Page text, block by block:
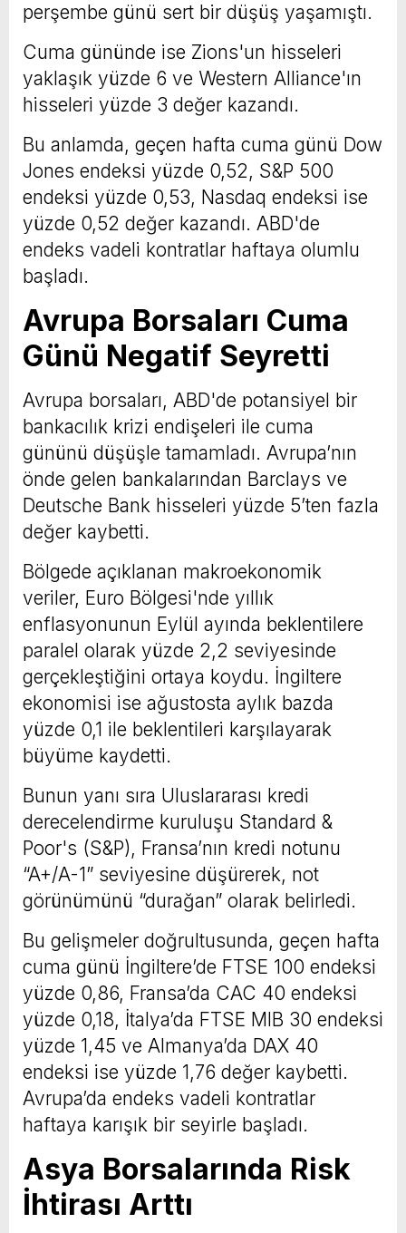
perşembe günü sert bir düşüş yaşamıştı.
Cuma gününde ise Zions'un hisseleri
yaklaşık yüzde 6 ve Western Alliance'ın
hisseleri yüzde 3 değer kazandı.
Bu anlamda, geçen hafta cuma günü Dow
Jones endeksi yüzde 0,52, S&P 500
endeksi yüzde 0,53, Nasdaq endeksi ise
yüzde 0,52 değer kazandı. ABD'de
endeks vadeli kontratlar haftaya olumlu
başladı.
Avrupa Borsaları Cuma
Günü Negatif Seyretti
Avrupa borsaları, ABD'de potansiyel bir
bankacılık krizi endişeleri ile cuma
gününü düşüşle tamamladı. Avrupa’nın
önde gelen bankalarından Barclays ve
Deutsche Bank hisseleri yüzde 5’ten fazla
değer kaybetti.
Bölgede açıklanan makroekonomik
veriler, Euro Bölgesi'nde yıllık
enflasyonunun Eylül ayında beklentilere
paralel olarak yüzde 2,2 seviyesinde
gerçekleştiğini ortaya koydu. İngiltere
ekonomisi ise ağustosta aylık bazda
yüzde 0,1 ile beklentileri karşılayarak
büyüme kaydetti.
Bunun yanı sıra Uluslararası kredi
derecelendirme kuruluşu Standard &
Poor's (S&P), Fransa’nın kredi notunu
“A+/A-1” seviyesine düşürerek, not
görünümünü “durağan” olarak belirledi.
Bu gelişmeler doğrultusunda, geçen hafta
cuma günü İngiltere’de FTSE 100 endeksi
yüzde 0,86, Fransa’da CAC 40 endeksi
yüzde 0,18, İtalya’da FTSE MIB 30 endeksi
yüzde 1,45 ve Almanya’da DAX 40
endeksi ise yüzde 1,76 değer kaybetti.
Avrupa’da endeks vadeli kontratlar
haftaya karışık bir seyirle başladı.
Asya Borsalarında Risk
İhtirası Arttı